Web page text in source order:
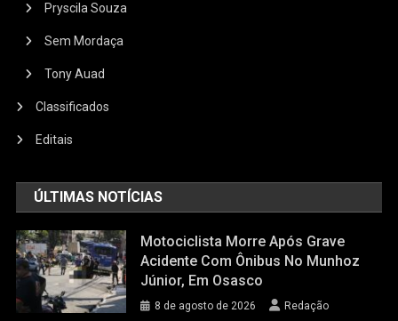
Pryscila Souza
Sem Mordaça
Tony Auad
Classificados
Editais
ÚLTIMAS NOTÍCIAS
Motociclista Morre Após Grave
Acidente Com Ônibus No Munhoz
Júnior, Em Osasco
8 de agosto de 2026 Redação